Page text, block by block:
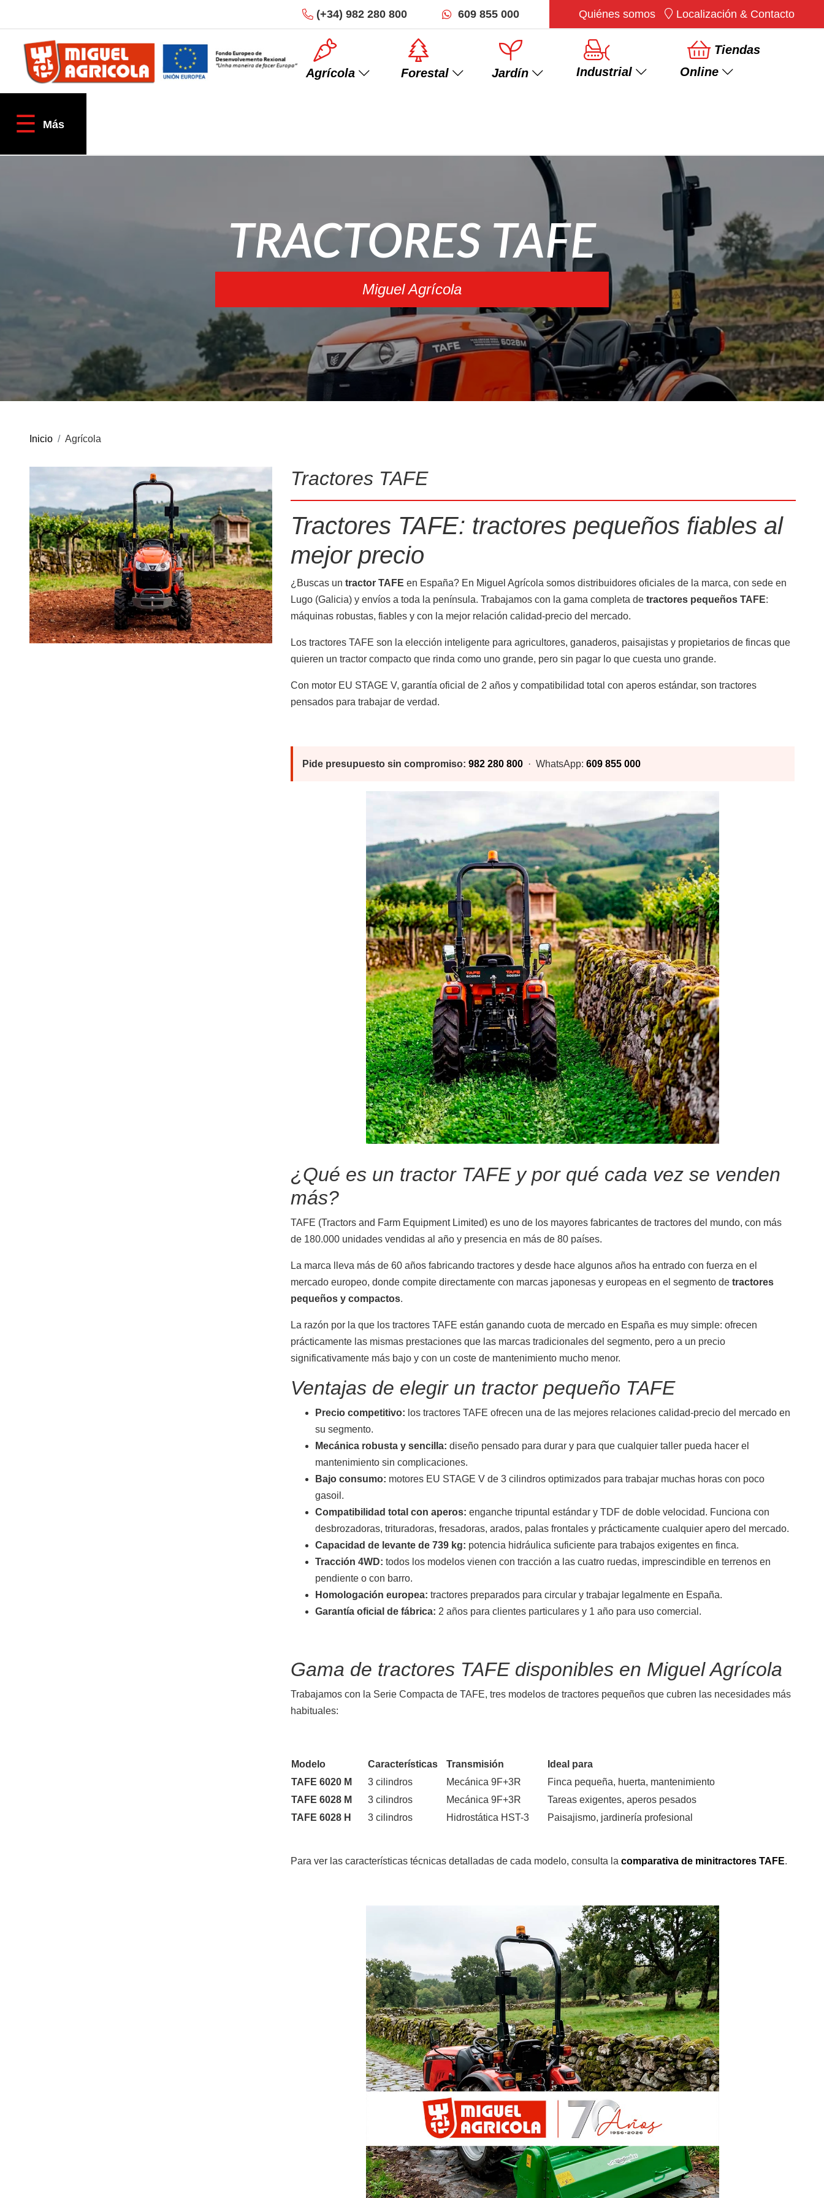
(+34) 982 280 800 609 855 000 Quiénes somos Localización & Contacto
Agrícola Forestal Jardín Industrial
Tiendas
Online
☰ Más
×
QUIÉNES SOMOS
Empresa
MULTIMEDIA
Videos
Galería de imágenes
MARCAS
Nuestras marcas
CATÁLOGOS
Ofertas
Productos
AGRÍCOLA
Rotovator/Fresadora Desbrozadoras
Retroexcavadoras Arranca patatas Motoazadas Atomizadores
FORESTAL
Motosierras Desbrozadoras Repuestos Lubricantes
Cortasetos Herramientas de batería Tractores Cortacésped
Escarificadores Juguetes Otros útiles de jardín
Vialidad Invernal
Ocasión Nuevos
Forestal Aperos Motores
TRACTORES TAFE
Miguel Agrícola
Inicio Agrícola
Tractores TAFE
Tractores TAFE: tractores pequeños fiables al
mejor precio
¿Buscas un tractor TAFE en España? En Miguel Agrícola somos distribuidores oficiales de la marca, con sede en
Lugo (Galicia) y envíos a toda la península. Trabajamos con la gama completa de tractores pequeños TAFE:
máquinas robustas, fiables y con la mejor relación calidad-precio del mercado.
Los tractores TAFE son la elección inteligente para agricultores, ganaderos, paisajistas y propietarios de fincas que
quieren un tractor compacto que rinda como uno grande, pero sin pagar lo que cuesta uno grande.
Con motor EU STAGE V, garantía oficial de 2 años y compatibilidad total con aperos estándar, son tractores
pensados para trabajar de verdad.
Pide presupuesto sin compromiso: 982 280 800 · WhatsApp: 609 855 000
¿Qué es un tractor TAFE y por qué cada vez se venden
más?
TAFE (Tractors and Farm Equipment Limited) es uno de los mayores fabricantes de tractores del mundo, con más
de 180.000 unidades vendidas al año y presencia en más de 80 países.
La marca lleva más de 60 años fabricando tractores y desde hace algunos años ha entrado con fuerza en el
mercado europeo, donde compite directamente con marcas japonesas y europeas en el segmento de tractores
pequeños y compactos.
La razón por la que los tractores TAFE están ganando cuota de mercado en España es muy simple: ofrecen
prácticamente las mismas prestaciones que las marcas tradicionales del segmento, pero a un precio
significativamente más bajo y con un coste de mantenimiento mucho menor.
Ventajas de elegir un tractor pequeño TAFE
Precio competitivo: los tractores TAFE ofrecen una de las mejores relaciones calidad-precio del mercado en
su segmento.
Mecánica robusta y sencilla: diseño pensado para durar y para que cualquier taller pueda hacer el
mantenimiento sin complicaciones.
Bajo consumo: motores EU STAGE V de 3 cilindros optimizados para trabajar muchas horas con poco
gasoil.
Compatibilidad total con aperos: enganche tripuntal estándar y TDF de doble velocidad. Funciona con
desbrozadoras, trituradoras, fresadoras, arados, palas frontales y prácticamente cualquier apero del mercado.
Capacidad de levante de 739 kg: potencia hidráulica suficiente para trabajos exigentes en finca.
Tracción 4WD: todos los modelos vienen con tracción a las cuatro ruedas, imprescindible en terrenos en
pendiente o con barro.
Homologación europea: tractores preparados para circular y trabajar legalmente en España.
Garantía oficial de fábrica: 2 años para clientes particulares y 1 año para uso comercial.
Gama de tractores TAFE disponibles en Miguel Agrícola
Trabajamos con la Serie Compacta de TAFE, tres modelos de tractores pequeños que cubren las necesidades más
habituales:
Modelo Características Transmisión
Ideal para
TAFE 6020 M
3 cilindros Mecánica 9F+3R
Finca pequeña, huerta, mantenimiento
TAFE 6028 M
3 cilindros Mecánica 9F+3R
Tareas exigentes, aperos pesados
TAFE 6028 H
3 cilindros Hidrostática HST-3 Paisajismo, jardinería profesional
Para ver las características técnicas detalladas de cada modelo, consulta la comparativa de minitractores TAFE.